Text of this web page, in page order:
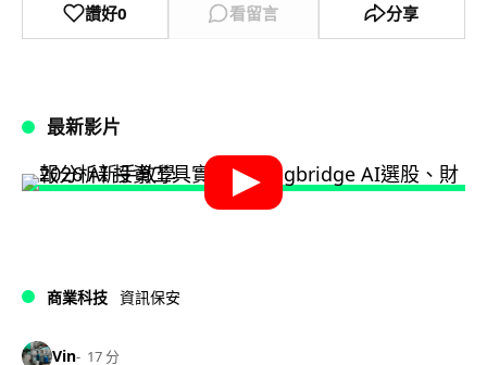
讚好0 看留言 分享
最新影片
商業科技 資訊保安
Vin 17 分